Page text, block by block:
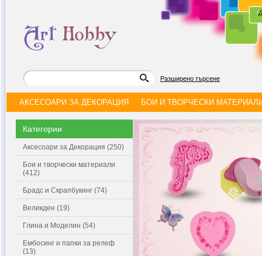
|
Разширено търсене
АКСЕСОАРИ ЗА ДЕКОРАЦИЯ БОИ И ТВОРЧЕСКИ
Категории
Аксесоари за Декорация (250)
Бои и творчески материали
(412)
Брадс и Скрапбукинг (74)
Великден (19)
Глина и Моделин (54)
Ембосинг и папки за релеф
(13)